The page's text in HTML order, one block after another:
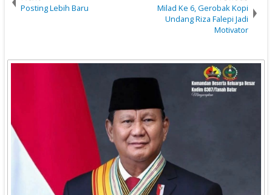
Posting Lebih Baru
Milad Ke 6, Gerobak Kopi
Undang Riza Falepi Jadi
Motivator